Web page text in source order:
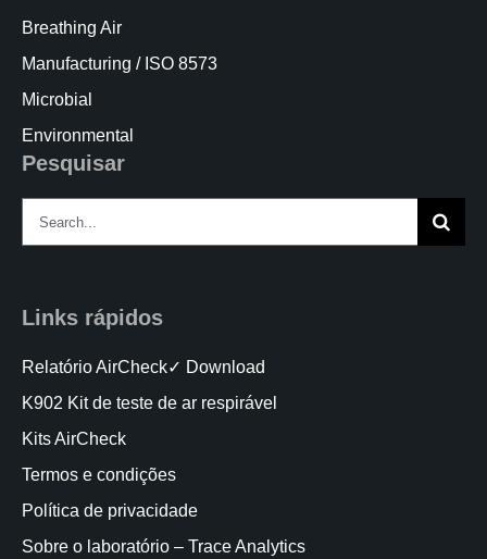
Breathing Air
Manufacturing / ISO 8573
Microbial
Environmental
Pesquisar
Search
for:
Links rápidos
Relatório AirCheck✓ Download
K902 Kit de teste de ar respirável
Kits AirCheck
Termos e condições
Política de privacidade
Sobre o laboratório – Trace Analytics